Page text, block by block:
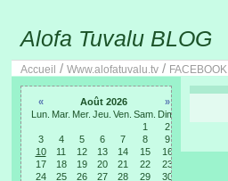
Alofa Tuvalu BLOG
Accueil / Www.alofatuvalu.tv / FACEBOOK
« Août 2026
»
Lun. Mar. Mer. Jeu. Ven. Sam. Dim.
1
2
3
4 5 6 7 8
9
10
11 12 13 14 15
16
17
18 19 20 21 22
23
24
25 26 27 28 29
30